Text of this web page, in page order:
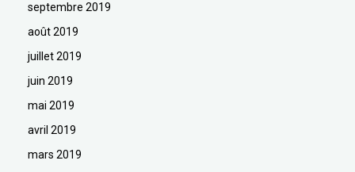
septembre 2019
août 2019
juillet 2019
juin 2019
mai 2019
avril 2019
mars 2019